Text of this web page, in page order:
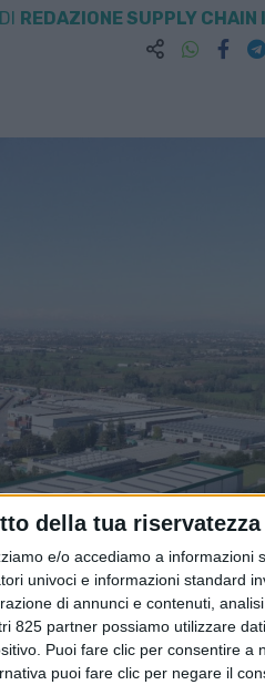
della tua
e/o accediamo a informazioni
univoci e informazioni standard
di annunci e contenuti,
825 partner possiamo utilizzare
Puoi fare clic per consentire
puoi fare clic per negare il
DI REDAZIONE SUPPLY CHAIN